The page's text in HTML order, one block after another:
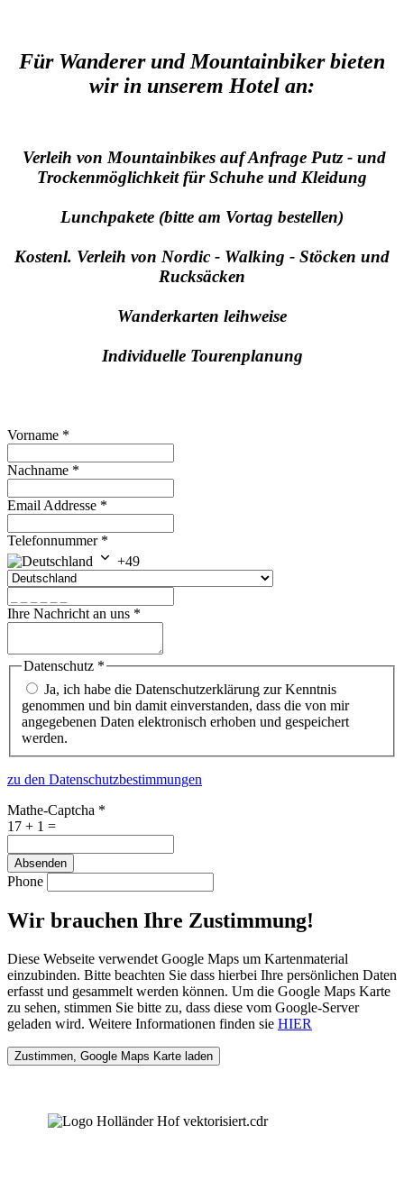
Für Wanderer und Mountainbiker bieten
wir in unserem Hotel an:
Verleih von Mountainbikes auf Anfrage Putz - und
Trockenmöglichkeit für Schuhe und Kleidung
Lunchpakete (bitte am Vortag bestellen)
Kostenl. Verleih von Nordic - Walking - Stöcken und
Rucksäcken
Wanderkarten leihweise
Individuelle Tourenplanung
Vorname *
Nachname *
Email Addresse *
Telefonnummer *
+49
Ihre Nachricht an uns *
Datenschutz *
Ja, ich habe die Datenschutzerklärung zur Kenntnis
genommen und bin damit einverstanden, dass die von mir
angegebenen Daten elektronisch erhoben und gespeichert
werden.
zu den Datenschutzbestimmungen
Mathe-Captcha *
17 + 1 =
Absenden
Phone
Wir brauchen Ihre Zustimmung!
Diese Webseite verwendet Google Maps um Kartenmaterial
einzubinden. Bitte beachten Sie dass hierbei Ihre persönlichen Daten
erfasst und gesammelt werden können. Um die Google Maps Karte
zu sehen, stimmen Sie bitte zu, dass diese vom Google-Server
geladen wird. Weitere Informationen finden sie HIER